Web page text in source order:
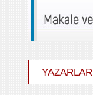
YAZARLAR